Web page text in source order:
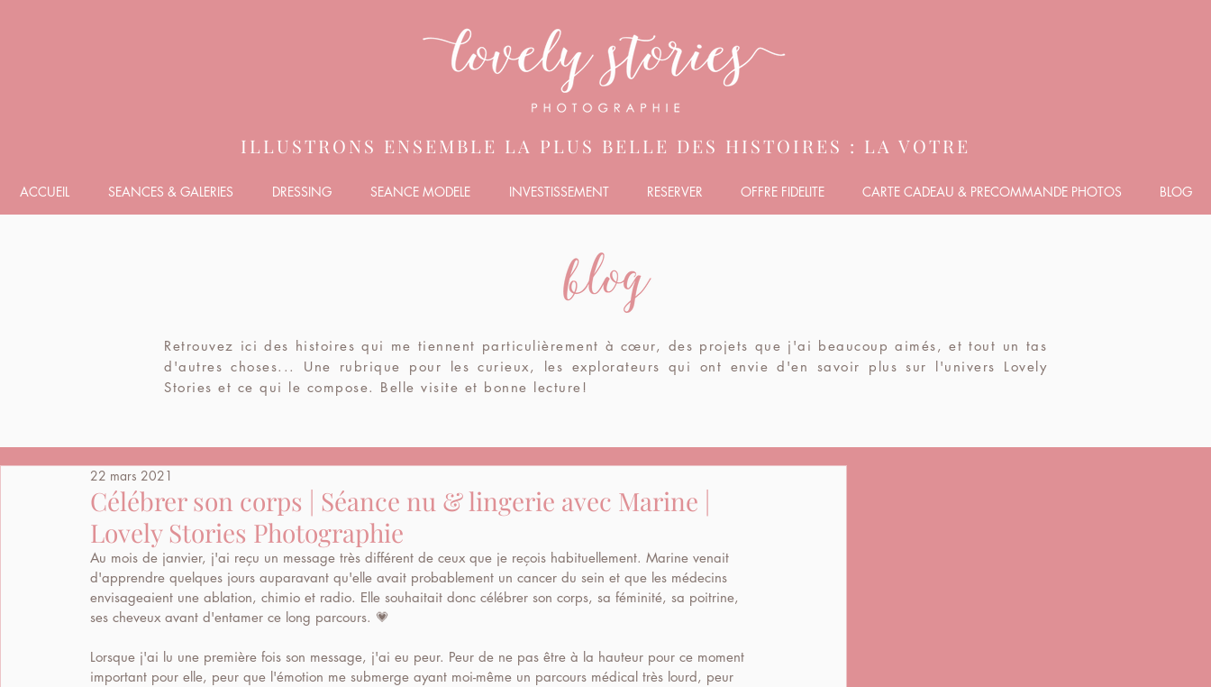
ILLUSTRONS ENSEMBLE LA PLUS BELLE DES HISTOIRES : LA VOTRE
ACCUEIL SEANCES & GALERIES DRESSING SEANCE MODELE INVESTISSEMENT RESERVER OFFRE FIDELITE CARTE CADEAU & PRECOMMANDE PHOTOS BLOG
Retrouvez ici des histoires qui me tiennent particulièrement àcœur, des projets que j'ai beaucoup aimés, et tout un tas
d'autres choses... Une rubrique pour les curieux, les explorateurs qui ont envie d'en savoir plus sur l'univers Lovely
Stories et ce qui le compose. Belle visite et bonne lecture!
Célébrer son corps | Séance nu & lingerie avec Marine |
Lovely Stories Photographie
22 mars 2021
Au mois de janvier, j'ai reçu un message très différent de ceux que je reçois habituellement. Marine venait
d'apprendre quelques jours auparavant qu'elle avait probablement un cancer du sein et que les médecins
envisageaient une ablation, chimio et radio. Elle souhaitait donc célébrer son corps, sa féminité, sa poitrine,
ses cheveux avant d'entamer ce long parcours. 💗
Lorsque j'ai lu une première fois son message, j'ai eu peur. Peur de ne pas être à la hauteur pour ce moment
important pour elle, peur que l'émotion me submerge ayant moi-même un parcours médical très lourd, peur